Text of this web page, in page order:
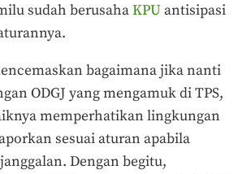
sudah berusahaKPUantisipasi
bagaimana jika nanti
ODGJ yang mengamuk di TPS,
memperhatikan lingkungan
sesuai aturan apabila
Dengan begitu,